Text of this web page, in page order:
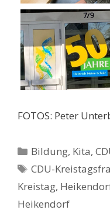
FOTOS: Peter
Kategorien
Bildung, Kita,
Schlagwörter
CDU-
Kreistag,
Heikendorf